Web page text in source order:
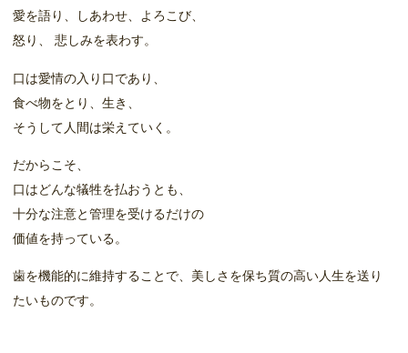
愛を語り、しあわせ、よろこび、
怒り、 悲しみを表わす。
口は愛情の入り口であり、
食べ物をとり、生き、
そうして人間は栄えていく。
だからこそ、
口はどんな犠牲を払おうとも、
十分な注意と管理を受けるだけの
価値を持っている。
歯を機能的に維持することで、美しさを保ち質の高い人生を送り
たいものです。